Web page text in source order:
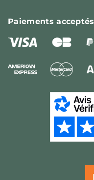
Paiementsacceptés